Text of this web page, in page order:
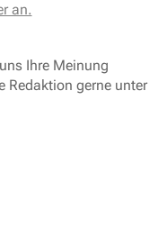
an.
Ihre Meinung
Redaktion gerne unter